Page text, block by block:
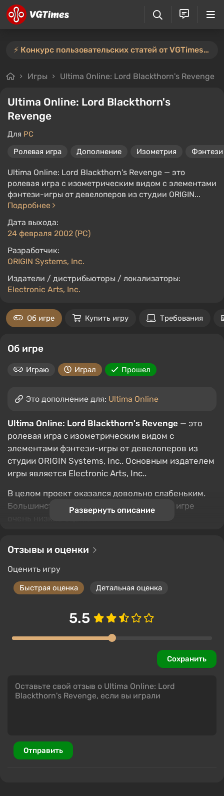
⚡️ Конкурс пользовательских статей от VGTimes продлён — участвуйте тут ⚡️
Игры Ultima Online: Lord Blackthorn's Revenge
Ultima Online: Lord Blackthorn's
Revenge
Для PC
Ролевая игра
Дополнение Изометрия
Ultima Online: Lord Blackthorn's Revenge — это
ролевая игра с изометрическим видом с элементами
фэнтези-игры от девелоперов из студии ORIGIN...
Подробнее
Дата выхода:
24 февраля 2002 (PC)
Разработчик:
ORIGIN Systems, Inc.
Издатели / дистрибьюторы / локализаторы:
Electronic Arts, Inc.
Об игре Купить игру Требования
Об игре
Играю Играл Прошел
Это дополнение для: Ultima Online
Ultima Online: Lord Blackthorn's Revenge — это
ролевая игра с изометрическим видом с
элементами фэнтези-игры от девелоперов из
студии ORIGIN Systems, Inc.. Основным издателем
игры является Electronic Arts, Inc..
В целом проект оказался довольно слабеньким.
Большинство обозревателей поставили игре
Развернуть описание
Отзывы и оценки
Оценить игру
Быстрая оценка Детальная оценка
5.5
Сохранить
Отправить